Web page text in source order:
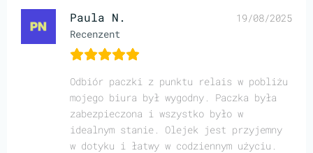
Paula N.
Recenzent
19/08/2025
Odbiór paczki z punktu relais w pobliżu
mojego biura był wygodny. Paczka była
zabezpieczona i wszystko było w
idealnym stanie. Olejek jest przyjemny
w dotyku i łatwy w codziennym użyciu.